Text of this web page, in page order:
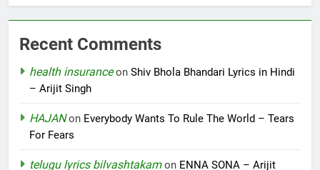
Recent Comments
health insuranceon Shiv Bhola Bhandari Lyrics in Hindi
– Arijit Singh
HAJANon Everybody Wants To Rule The World – Tears
For Fears
telugu lyrics bilvashtakamon ENNA SONA – Arijit